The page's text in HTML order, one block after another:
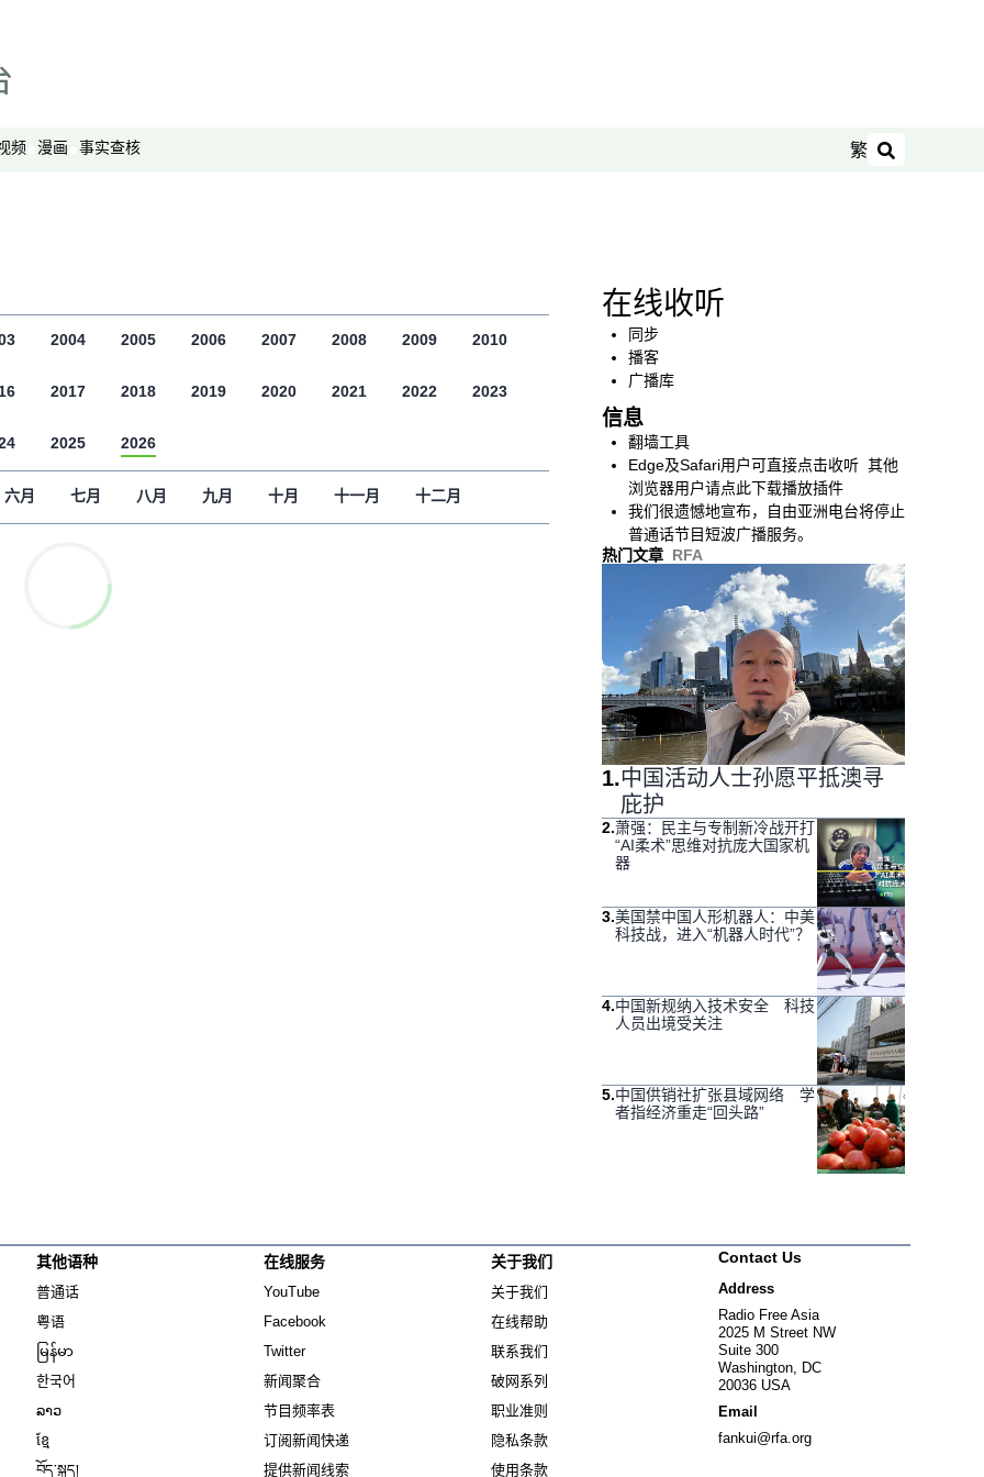
频 漫画 事实查核 繁
搜索
报导者时间
纵横大历史
解读新疆
2004 2005 2006 2007 2008 2009 2010
2017 2018 2019 2020 2021 2022 2023
2025 2026
六月 七月 八月 九月 十月 十一月 十二月
在线收听
同步
播客
广播库
信息
翻墙工具
Edge及Safari用户可直接点击收听 其他
浏览器用户请点此下载播放插件
我们很遗憾地宣布，自由亚洲电台将停止
普通话节目短波广播服务。
热门文章 RFA
1.中国活动人士孙愿平抵澳寻
庇护
2.萧强：民主与专制新冷战开打
“AI柔术”思维对抗庞大国家机
器
3.美国禁中国人形机器人：中美
科技战，进入“机器人时代”？
4.中国新规纳入技术安全 科技
人员出境受关注
5.中国供销社扩张县域网络 学
者指经济重走“回头路”
其他语种
普通话
粤语
မြန်မာ
한국어
ລາວ
ខ្មែ
བོད་སྐད།
在线服务
YouTube
Facebook
Twitter
新闻聚合
节目频率表
订阅新闻快递
提供新闻线索
关于我们
关于我们
在线帮助
联系我们
破网系列
职业准则
隐私条款
使用条款
Contact Us
Address
Radio Free Asia
2025 M Street NW
Suite 300
Washington, DC
20036 USA
Email
fankui@rfa.org